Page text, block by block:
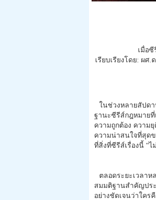
เมื่อ
เรียบเรียงโดย: ผ
ในช่วงหลายสัปด
ฐานะซีรีส์กฎหมายที่
ความถูกต้อง ความ
ความน่าสนใจที่สุด
ที่สิ่งที่ซีรีส์เรื่องนี้ “
ตลอดระยะเวลา
สมมติฐานสำคัญปร
อย่างชัดเจนว่าใคร